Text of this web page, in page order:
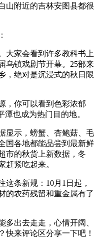
山附近的吉林安图县都很
家会看到许多教科书上
乌镇戏剧节开幕。25部来
，绝对是沉浸式的秋日限
你可以看到色彩浓郁
潭也成为热门目的地。
示，螃蟹、杏鲍菇、毛
国各地都能品尝到最新鲜
市的秋货上新数据，冬
赶紧吃起来。
条新规：10月1日起，
的农药残留和重金属有了
出去走走，心情开阔、
快来评论区分享一下吧！